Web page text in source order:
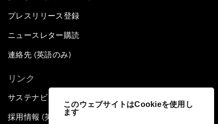
このウェブサイトはCookieを使用し
ます
プレスリリース登録
ニュースレター購読
連絡先 (英語のみ)
リンク
サステナビリティへの取り組み
採用情報 (英語のみ)